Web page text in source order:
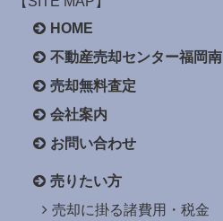
HOME
不動産売却センター福岡南
売却無料査定
会社案内
お問い合わせ
売りたい方
売却に掛る諸費用・税金